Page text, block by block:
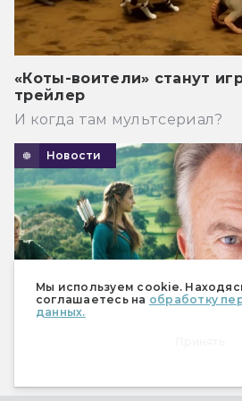
Мы используем cookie.
соглашаетесь на обработку
данных.
«Коты-воители» станут
трейлер
И когда там мультсериал?
Новости